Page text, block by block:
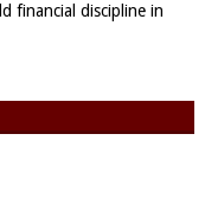
financial discipline in